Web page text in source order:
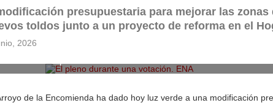
presupuestaria para mejorar las zonas
toldos junto a un proyecto de reforma en el
2026
de la Encomienda ha dado hoy luz verde a una modificación